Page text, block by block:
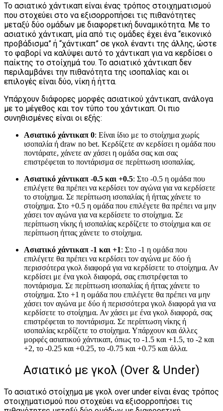
Το ασιατικό χάντικαπ είναι ένας τρόπος στοιχηματισμού
που στοχεύει στο να εξισορροπήσει τις πιθανότητες
μεταξύ δύο ομάδων με διαφορετική δυναμικότητα. Με το
ασιατικό χάντικαπ, μία από τις ομάδες έχει ένα “εικονικό
προβάδισμα” ή “χάντικαπ” σε γκολ έναντι της άλλης, ώστε
το φαβορί να καλύψει αυτό το χάντικαπ για να κερδίσει ο
παίκτης το στοίχημά του. Το ασιατικό χάντικαπ δεν
περιλαμβάνει την πιθανότητα της ισοπαλίας και οι
επιλογές είναι δύο, νίκη ή ήττα.
Υπάρχουν διάφορες μορφές ασιατικού χάντικαπ, ανάλογα
με το μέγεθος και τον τύπο του χάντικαπ. Οι πιο
συνηθισμένες είναι οι εξής:
Ασιατικό χάντικαπ 0: Είναι ίδιο με το στοίχημα χωρίς
ισοπαλία ή draw no bet. Κερδίζετε αν κερδίσει η ομάδα που
ποντάρατε, χάνετε αν χάσει η ομάδα σας και σας
επιστρέφεται το ποντάρισμα σε περίπτωση ισοπαλίας.
Ασιατικό χάντικαπ -0.5 και +0.5: Στο -0.5 η ομάδα που
επιλέγετε θα πρέπει να κερδίσει τον αγώνα για να κερδίσετε
το στοίχημα. Σε περίπτωση ισοπαλίας ή ήττας χάνετε το
στοίχημα. Στο +0.5 η ομάδα που επιλέγετε θα πρέπει να μην
χάσει τον αγώνα για να κερδίσετε το στοίχημα. Σε
περίπτωση νίκης ή ισοπαλίας κερδίζετε το στοίχημα και σε
περίπτωση ήττας χάνετε το στοίχημα.
Ασιατικό χάντικαπ -1 και +1: Στο -1 η ομάδα που
επιλέγετε θα πρέπει να κερδίσει τον αγώνα με δύο ή
περισσότερα γκολ διαφορά για να κερδίσετε το στοίχημα. Αν
κερδίσει με ένα γκολ διαφορά, σας επιστρέφεται το
ποντάρισμα. Σε περίπτωση ισοπαλίας ή ήττας χάνετε το
στοίχημα. Στο +1 η ομάδα που επιλέγετε θα πρέπει να μην
χάσει τον αγώνα με δύο ή περισσότερα γκολ διαφορά για να
κερδίσετε το στοίχημα. Αν χάσει με ένα γκολ διαφορά, σας
επιστρέφεται το ποντάρισμα. Σε περίπτωση νίκης ή
ισοπαλίας κερδίζετε το στοίχημα. Υπάρχουν και άλλες
μορφές ασιατικού χάντικαπ, όπως το -1.5 και +1.5, το -2 και
+2, το -0.25 και +0.25, το -0.75 και +0.75 και άλλα.
Ασιατικό με γκολ (Over & Under)
Το ασιατικό στοίχημα με γκολ over under είναι ένας τρόπος
στοιχηματισμού που στοχεύει να εξισορροπήσει τις